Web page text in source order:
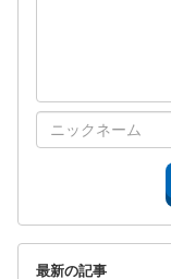
最新の記事